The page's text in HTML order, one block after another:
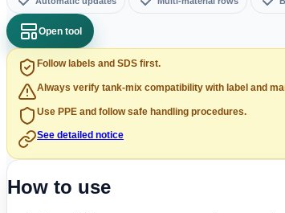
Open tool
Follow labels and SDS first.
Always verify tank-mix compatibility with label and
Use PPE and follow safe handling procedures.
See detailed notice
How to use